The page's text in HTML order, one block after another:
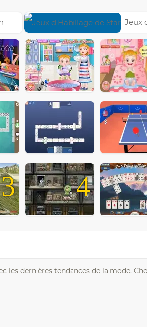
Jeux
3 4
les dernières tendances de la mode.